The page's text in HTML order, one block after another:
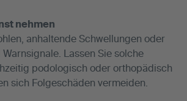
nehmen
anhaltende Schwellungen oder
Lassen Sie solche
podologisch oder orthopädisch
sich Folgeschäden vermeiden.